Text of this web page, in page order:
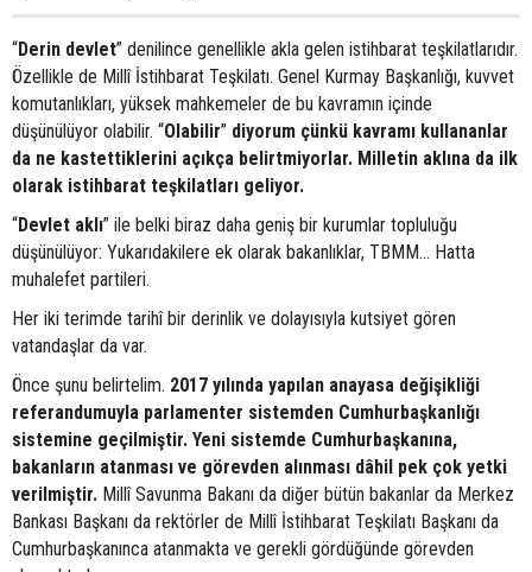
“Derin devlet” denilince genellikle akla gelen istihbarat teşkilatlarıdır.
Özellikle de Millî İstihbarat Teşkilatı. Genel Kurmay Başkanlığı, kuvvet
komutanlıkları, yüksek mahkemeler de bu kavramın içinde
düşünülüyor olabilir. “Olabilir” diyorum çünkü kavramı kullananlar
da ne kastettiklerini açıkça belirtmiyorlar. Milletin aklına da ilk
olarak istihbarat teşkilatları geliyor.
“Devlet aklı” ile belki biraz daha geniş bir kurumlar topluluğu
düşünülüyor: Yukarıdakilere ek olarak bakanlıklar, TBMM… Hatta
muhalefet partileri.
Her iki terimde tarihî bir derinlik ve dolayısıyla kutsiyet gören
vatandaşlar da var.
Önce şunu belirtelim. 2017 yılında yapılan anayasa değişikliği
referandumuyla parlamenter sistemden Cumhurbaşkanlığı
sistemine geçilmiştir. Yeni sistemde Cumhurbaşkanına,
bakanların atanması ve görevden alınması dâhil pek çok yetki
verilmiştir. Millî Savunma Bakanı da diğer bütün bakanlar da Merkez
Bankası Başkanı da rektörler de Millî İstihbarat Teşkilatı Başkanı da
Cumhurbaşkanınca atanmakta ve gerekli gördüğünde görevden